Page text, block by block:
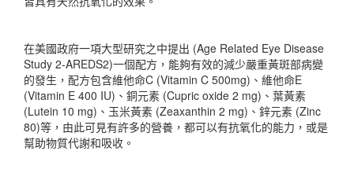
在美國政府一項大型研究之中提出 (Age Related Eye Disease
Study 2-AREDS2)一個配方，能夠有效的減少嚴重黃斑部病變
的發生，配方包含維他命C (Vitamin C 500mg)、維他命E
(Vitamin E 400 IU)、銅元素 (Cupric oxide 2 mg)、葉黃素
(Lutein 10 mg)、玉米黃素 (Zeaxanthin 2 mg)、鋅元素 (Zinc
80)等，由此可見有許多的營養，都可以有抗氧化的能力，或是
幫助物質代謝和吸收。